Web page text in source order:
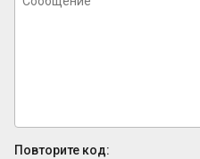
Повторите код: